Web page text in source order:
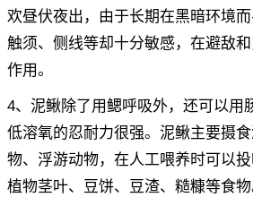
欢昼伏夜出，由于长期在黑暗环境
触须、侧线等却十分敏感，在避敌
作用。
4、泥鳅除了用鳃呼吸外，还可以用
低溶氧的忍耐力很强。泥鳅主要摄
物、浮游动物，在人工喂养时可以
植物茎叶、豆饼、豆渣、糙糠等食物